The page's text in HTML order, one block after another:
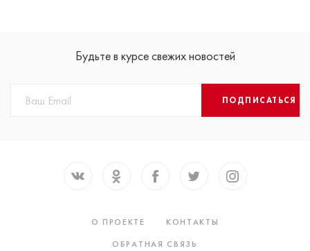
Будьте в курсе свежих новостей
ПОДПИСАТЬСЯ
О ПРОЕКТЕ
КОНТАКТЫ
ОБРАТНАЯ СВЯЗЬ